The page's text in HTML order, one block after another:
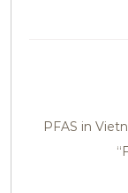
PFAS in